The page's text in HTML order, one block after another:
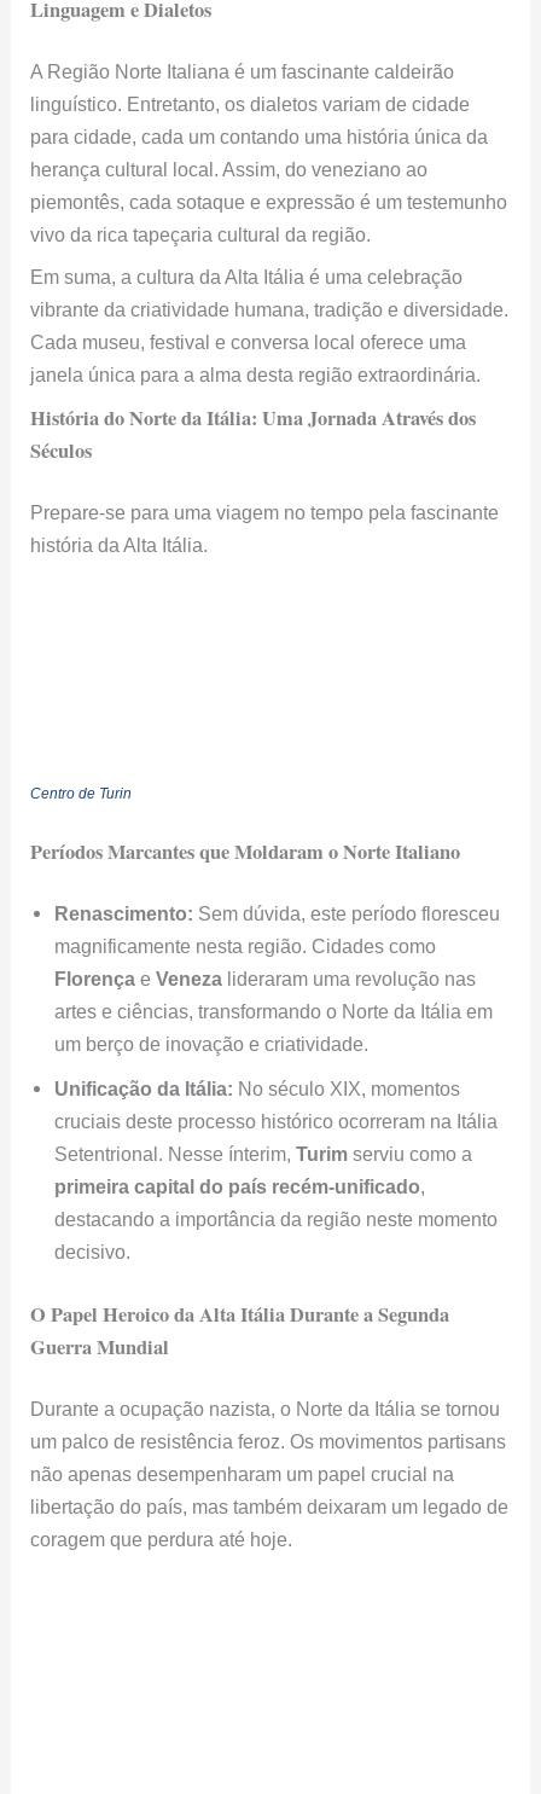
Linguagem e Dialetos
A Região Norte Italiana é um fascinante caldeirão
linguístico. Entretanto, os dialetos variam de cidade
para cidade, cada um contando uma história única da
herança cultural local. Assim, do veneziano ao
piemontês, cada sotaque e expressão é um testemunho
vivo da rica tapeçaria cultural da região.
Em suma, a cultura da Alta Itália é uma celebração
vibrante da criatividade humana, tradição e diversidade.
Cada museu, festival e conversa local oferece uma
janela única para a alma desta região extraordinária.
História do Norte da Itália: Uma Jornada Através dos
Séculos
Prepare-se para uma viagem no tempo pela fascinante
história da Alta Itália.
Centro de Turin
Períodos Marcantes que Moldaram o Norte Italiano
Renascimento: Sem dúvida, este período floresceu
magnificamente nesta região. Cidades como
Florença eVeneza lideraram uma revolução nas
artes e ciências, transformando o Norte da Itália em
um berço de inovação e criatividade.
Unificação da Itália: No século XIX, momentos
cruciais deste processo histórico ocorreram na Itália
Setentrional. Nesse ínterim,Turim serviu como a
primeira capital do país recém-unificado,
destacando a importância da região neste momento
decisivo.
O Papel Heroico da Alta Itália Durante a Segunda
Guerra Mundial
Durante a ocupação nazista, o Norte da Itália se tornou
um palco de resistência feroz. Os movimentos partisans
não apenas desempenharam um papel crucial na
libertação do país, mas também deixaram um legado de
coragem que perdura até hoje.